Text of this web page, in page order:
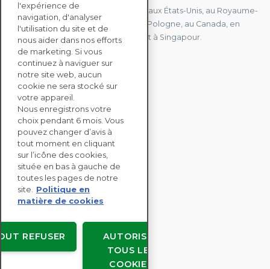
Nous avons des bureaux en France, aux États-Unis, au Royaume-
Uni, à Hong Kong, à l'île Maurice, en Pologne, au Canada, en
Allemagne, au Japon, en Espagne et à Singapour.
CONTACTEZ-NOUS
SOLUTIONS
ENTERPRISE
ÉVALUATIONS RSE
RESSOURCES
À PROPOS
Copyright © EcoVadis
l'expérience de
navigation, d'analyser
l'utilisation du site et de
nous aider dans nos efforts
de marketing. Si vous
continuez à naviguer sur
notre site web, aucun
cookie ne sera stocké sur
votre appareil.
Nous enregistrons votre
choix pendant 6 mois. Vous
pouvez changer d’avis à
tout moment en cliquant
sur l’icône des cookies,
située en bas à gauche de
toutes les pages de notre
site.
Politique en
matière de cookies
AUTORISER
TOUS LES
COOKIES
REFUSER